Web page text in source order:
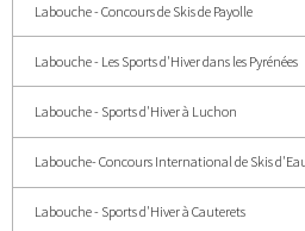
Labouche - Concours de Skis de Payolle
Labouche - Les Sports d'Hiver dans les Pyrénées
Labouche - Sports d'Hiver à Luchon
Labouche- Concours International de Skis
Labouche - Sports d'Hiver à Cauterets